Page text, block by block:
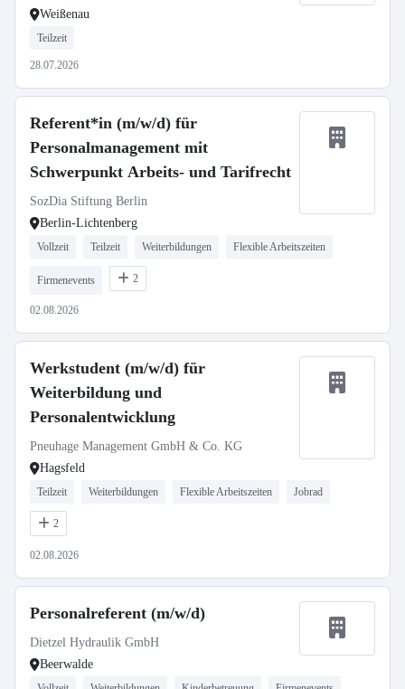
Weißenau
Teilzeit
28.07.2026
Referent*in (m/w/d) für
Personalmanagement mit
Schwerpunkt Arbeits- und Tarifrecht
SozDia Stiftung Berlin
Berlin-Lichtenberg
Vollzeit Teilzeit Weiterbildungen Flexible Arbeitszeiten
Firmenevents 2
02.08.2026
Werkstudent (m/w/d) für
Weiterbildung und
Personalentwicklung
Pneuhage Management GmbH & Co. KG
Hagsfeld
Teilzeit Weiterbildungen Flexible Arbeitszeiten Jobrad
2
02.08.2026
Personalreferent (m/w/d)
Dietzel Hydraulik GmbH
Beerwalde